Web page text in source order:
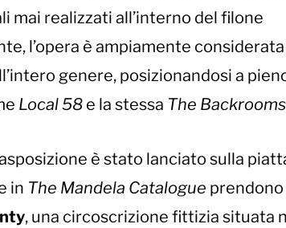
mai realizzati all’interno del filone
l’opera è ampiamente
genere, posizionandosi a
Local 58 e la stessa The
è stato lanciato sulla
in The Mandela Catalogue
, una circoscrizione fittizia situata